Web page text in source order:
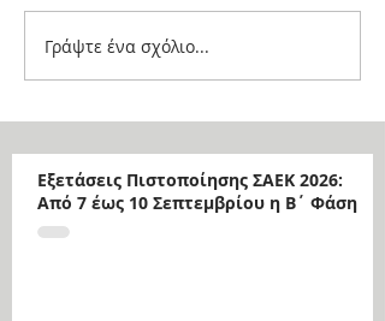
Γράψτε ένα σχόλιο...
Εξετάσεις Πιστοποίησης ΣΑΕΚ 2026:
Από 7 έως 10 Σεπτεμβρίου η Β΄ Φάση